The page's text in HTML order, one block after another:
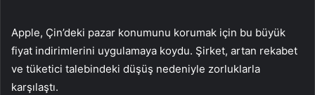
Apple, Çin’deki pazar konumunu korumak için bu büyük
fiyat indirimlerini uygulamaya koydu. Şirket, artan rekabet
ve tüketici talebindeki düşüş nedeniyle zorluklarla
karşılaştı.